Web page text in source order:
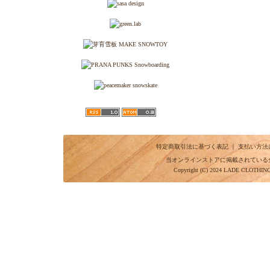
特定商取引法に基づく表記｜ 支払い方法
当オンラインストアに掲載されてい
Copyright (C) 2024 LADE